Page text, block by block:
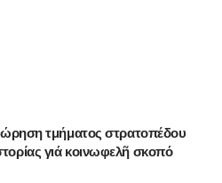
τμήματος στρατοπέδου
γιά κοινωφελῆ σκοπό